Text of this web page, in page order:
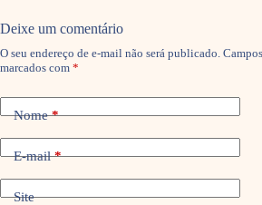
Deixe um comentário
O seu endereço de e-mail não será publicado.
marcados com *
Nome*
E-mail*
Site